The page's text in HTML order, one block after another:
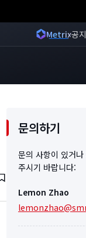
Metrix공
문의하기
문의 사항이 있거
주시기 바랍니다:
Lemon Zhao